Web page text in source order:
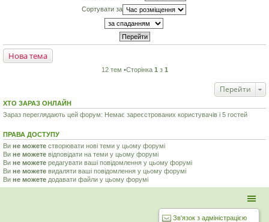
Сортувати за
Нова тема
12 тем •Сторінка 1 з 1
Перейти
ХТО ЗАРАЗ ОНЛАЙН
Зараз переглядають цей форум: Немає зареєстрованих користувачів і 5 гостей
ПРАВА ДОСТУПУ
Ви не можете створювати нові теми у цьому форумі
Ви не можете відповідати на теми у цьому форумі
Ви не можете редагувати ваші повідомлення у цьому форумі
Ви не можете видаляти ваші повідомлення у цьому форумі
Ви не можете додавати файли у цьому форумі
Зв'язок з адміністрацією